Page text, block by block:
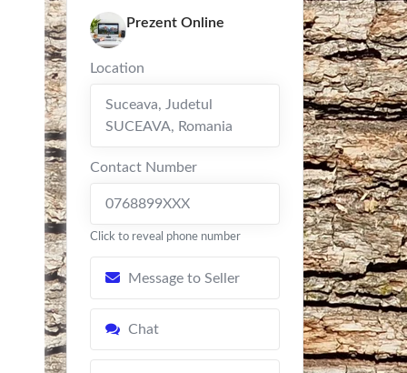
Prezent Online
Location
Suceava, Judetul
SUCEAVA, Romania
Contact Number
0768899XXX
Click to reveal phone number
Message to Seller
Chat